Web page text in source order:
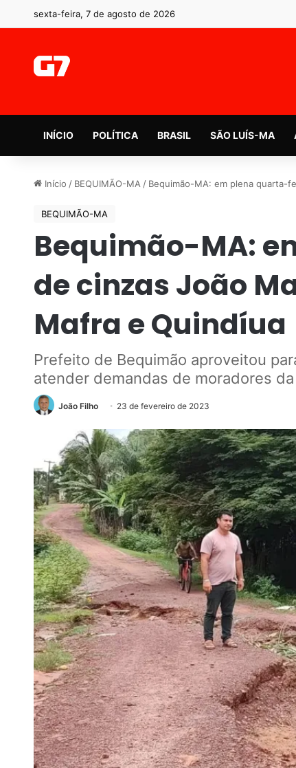
sexta-feira, 7 de agosto de 2026
INÍCIO POLÍTICA BRASIL SÃO LUÍS-MA
Início / BEQUIMÃO-MA / Bequimão-MA: em plena quarta-
BEQUIMÃO-MA
Bequimão-MA:
de cinzas João
Mafra e Quindíua
Prefeito de Bequimão aproveitou
atender demandas de moradores
João Filho 23 de fevereiro de 2023